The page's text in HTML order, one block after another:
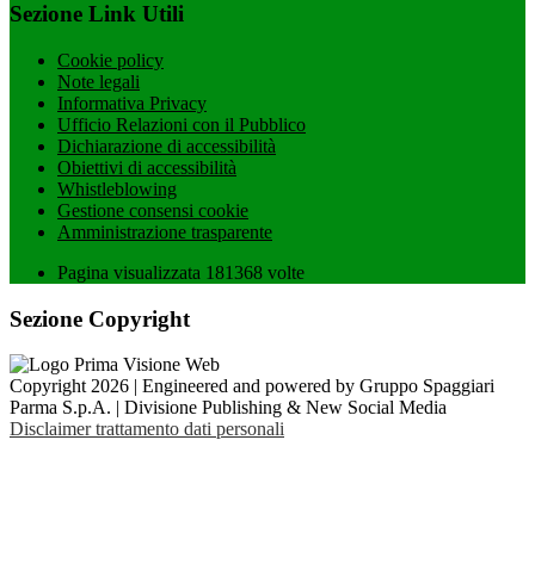
Sezione Link Utili
Cookie policy
Note legali
Informativa Privacy
Ufficio Relazioni con il Pubblico
Dichiarazione di accessibilità
Obiettivi di accessibilità
Whistleblowing
Gestione consensi cookie
Amministrazione trasparente
Pagina visualizzata 181368 volte
Sezione Copyright
Copyright 2026 | Engineered and powered by Gruppo Spaggiari
Parma S.p.A. | Divisione Publishing & New Social Media
Disclaimer trattamento dati personali